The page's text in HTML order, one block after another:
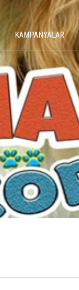
KAMPANYALAR